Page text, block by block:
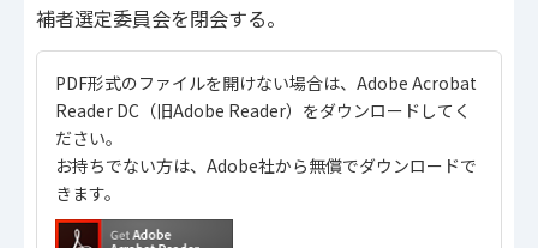
補者選定委員会を閉会する。
PDF形式のファイルを開けない場合は、Adobe Acrobat
Reader DC（旧Adobe Reader）をダウンロードしてく
ださい。
お持ちでない方は、Adobe社から無償でダウンロードで
きます。